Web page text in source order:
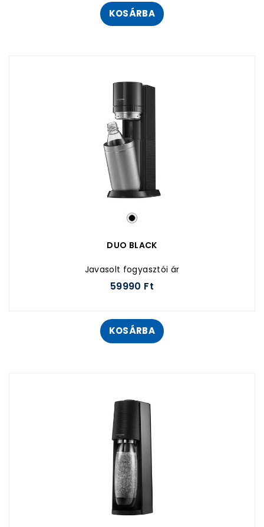
KOSÁRBA
DUO BLACK
Javasolt fogyasztói ár
59990 Ft
KOSÁRBA